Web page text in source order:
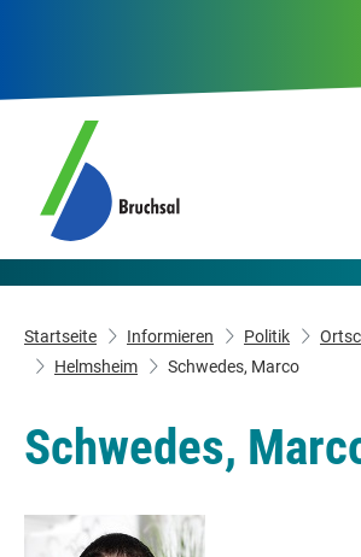
Startseite Informieren Politik
Helmsheim
Schwedes, Marco
Schwedes,